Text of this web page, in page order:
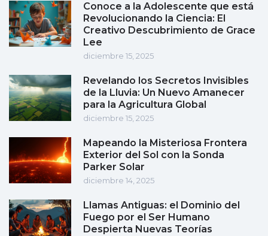
Conoce a la Adolescente que está
Revolucionando la Ciencia: El
Creativo Descubrimiento de Grace
Lee
diciembre 15, 2025
Revelando los Secretos Invisibles
de la Lluvia: Un Nuevo Amanecer
para la Agricultura Global
diciembre 15, 2025
Mapeando la Misteriosa Frontera
Exterior del Sol con la Sonda
Parker Solar
diciembre 14, 2025
Llamas Antiguas: el Dominio del
Fuego por el Ser Humano
Despierta Nuevas Teorías